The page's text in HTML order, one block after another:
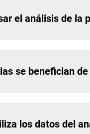
el análisis de la
se benefician
los datos del